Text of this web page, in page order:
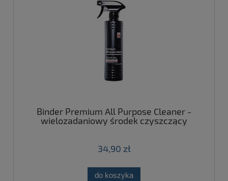
Binder Premium All Purpose Cleaner -
wielozadaniowy środek czyszczący
500ml
34,90 zł
do koszyka